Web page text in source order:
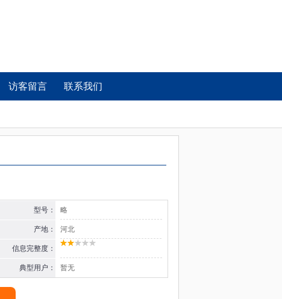
访客留言 联系我们
型号： 略
产地： 河北
信息完整度：
典型用户： 暂无